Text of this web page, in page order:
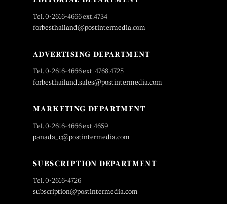
Tel. 0-2616-4666 ext.4734
forbesthailand@postintermedia.com
ADVERTISING DEPARTMENT
Tel. 0-2616-4666 ext. 4768,4725
forbesthailand.sales@postintermedia.com
MARKETING DEPARTMENT
Tel. 0-2616-4666 ext.4659
panada_c@postintermedia.com
SUBSCRIPTION DEPARTMENT
Tel. 0-2616-4726
subscription@postintermedia.com